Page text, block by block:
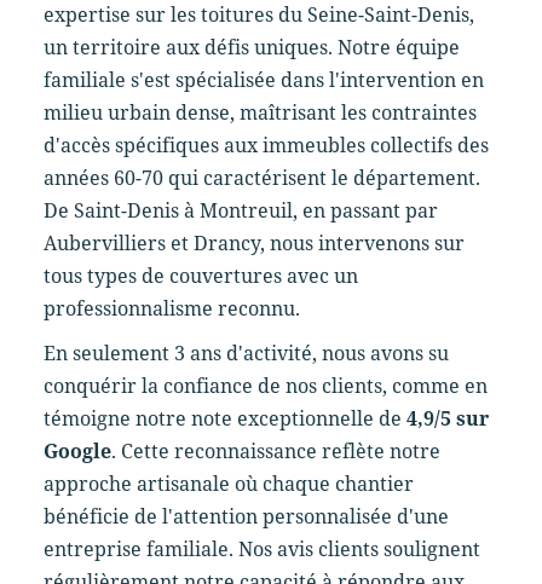
expertise sur les toitures du Seine-Saint-Denis,
un territoire aux défis uniques. Notre équipe
familiale s'est spécialisée dans l'intervention en
milieu urbain dense, maîtrisant les contraintes
d'accès spécifiques aux immeubles collectifs des
années 60-70 qui caractérisent le département.
De Saint-Denis à Montreuil, en passant par
Aubervilliers et Drancy, nous intervenons sur
tous types de couvertures avec un
professionnalisme reconnu.
En seulement 3 ans d'activité, nous avons su
conquérir la confiance de nos clients, comme en
témoigne notre note exceptionnelle de 4,9/5 sur
Google. Cette reconnaissance reflète notre
approche artisanale où chaque chantier
bénéficie de l'attention personnalisée d'une
entreprise familiale. Nos avis clients soulignent